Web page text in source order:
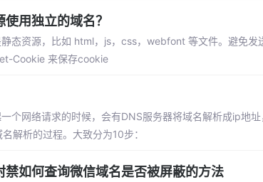
用独立的域名？
态资源，比如 html，js，css，webfont 等文件。避免
Cookie 来保存cookie
个网络请求的时候，会有DNS服务器将域名解析成ip地
解析的过程。大致分为10步：
如何查询微信域名是否被屏蔽的方法